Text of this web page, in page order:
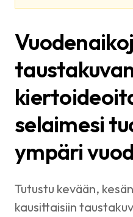
selaimesi
ympäri
Tutustu kevään,
kausittaisiin